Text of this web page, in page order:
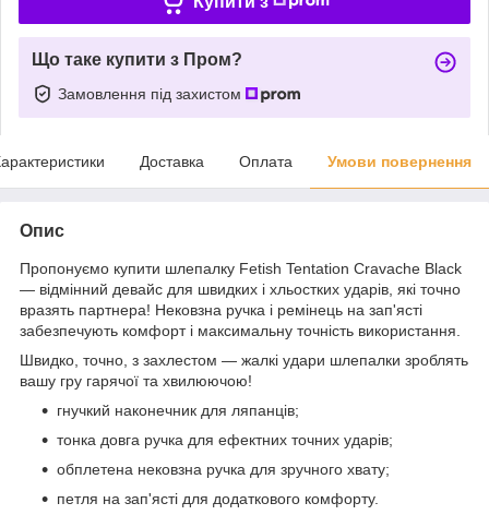
Що таке купити з Пром?
Замовлення під захистом
Доставка Оплата Умови повернення
Опис
Пропонуємо купити шлепалку Fetish Tentation Cravache Black
— відмінний девайс для швидких і хльостких ударів, які точно
вразять партнера! Нековзна ручка і ремінець на зап'ясті
забезпечують комфорт і максимальну точність використання.
Швидко, точно, з захлестом — жалкі удари шлепалки зроблять
вашу гру гарячої та хвилюючою!
гнучкий наконечник для ляпанців;
тонка довга ручка для ефектних точних ударів;
обплетена нековзна ручка для зручного хвату;
петля на зап'ясті для додаткового комфорту.